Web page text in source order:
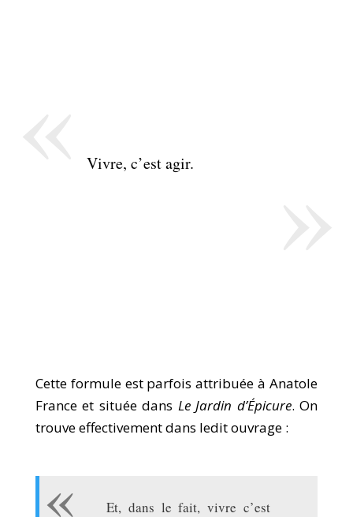
Vivre, c’est agir.
Cette formule est parfois attribuée à Anatole
France et située dans Le Jardin d’Épicure. On
trouve effectivement dans ledit ouvrage :
Et, dans le fait, vivre c’est